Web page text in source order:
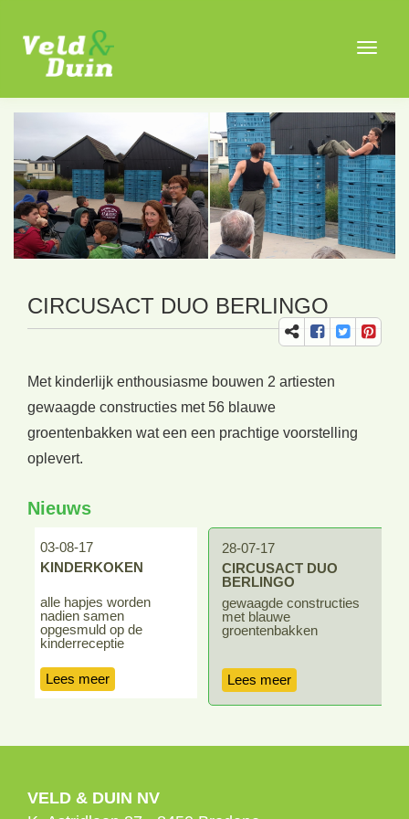
Toggle
CIRCUSACT DUO BERLINGO
Met kinderlijk enthousiasme bouwen 2 artiesten
gewaagde constructies met 56 blauwe
groentenbakken wat een een prachtige voorstelling
oplevert.
Nieuws
03-08-17
KINDERKOKEN
alle hapjes worden
nadien samen
opgesmuld op de
kinderreceptie
Lees meer
28-07-17
CIRCUSACT DUO
BERLINGO
gewaagde constructies
met blauwe
groentenbakken
Lees meer
VELD & DUIN NV